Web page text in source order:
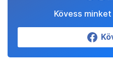
Kövess